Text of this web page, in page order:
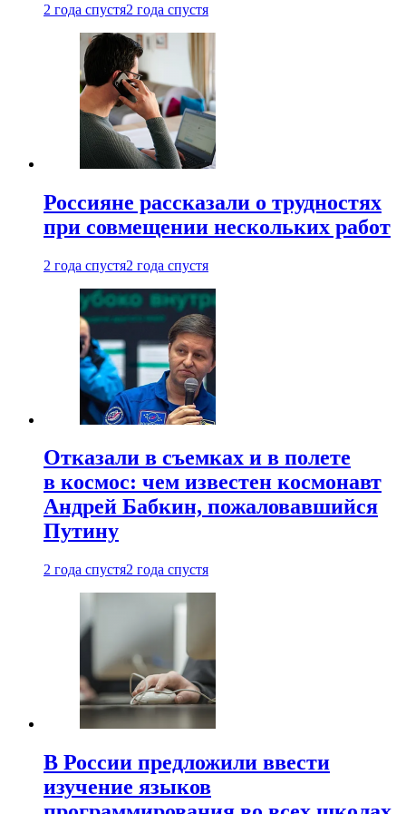
2 года спустя2 года спустя
Россияне рассказали о трудностях
при совмещении нескольких работ
2 года спустя2 года спустя
Отказали в съемках и в полете
в космос: чем известен космонавт
Андрей Бабкин, пожаловавшийся
Путину
2 года спустя2 года спустя
В России предложили ввести
изучение языков